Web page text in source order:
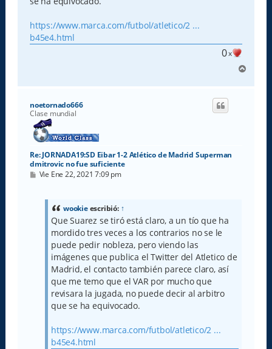
https://www.marca.com/futbol/atletico/2 ...
b45e4.html
0x
r
noetornado666
Clase mundial
Re: JORNADA19:SD Eibar 1-2 Atlético de Madrid Superman
dmitrovic no fue suficiente
M
Vie Ene 22, 2021 7:09 pm
wookieescribió: ↑
Que Suarez se tiró está claro, a un tío que ha
mordido tres veces a los contrarios no se le
puede pedir nobleza, pero viendo las
imágenes que publica el Twitter del Atletico de
Madrid, el contacto también parece claro, así
que me temo que el VAR por mucho que
revisara la jugada, no puede decir al arbitro
que se ha equivocado.
https://www.marca.com/futbol/atletico/2 ...
b45e4.html